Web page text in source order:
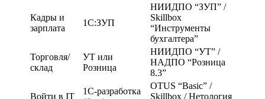
Кадры и
зарплата
1С:ЗУП
НИИДПО “ЗУП” /
Skillbox
“Инструменты
бухгалтера”
Торговля/
склад
УТ или
Розница
НИИДПО “УТ” /
НАДПО “Розница
8.3”
Войти в IT
1С-разработка
OTUS “Basic” /
Skillbox / Нетология